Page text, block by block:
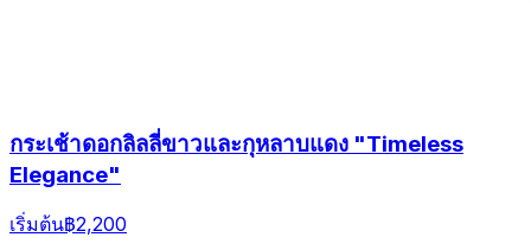
กระเช้าดอกลิลลี่ขาวและกุหลาบแดง "Timeless
Elegance"
เริ่มต้น฿2,200